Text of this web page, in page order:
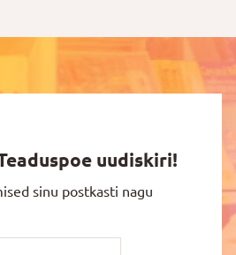
uudiskiri!
sinu postkasti nagu